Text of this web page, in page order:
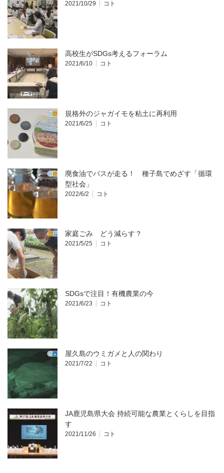
2021/10/29 コト
高校生がSDGs考えるフォーラム
2021/6/10 コト
規格外のジャガイモを粘土に再利用
2021/6/25 コト
廃食油でバスが走る！ 種子島でめざす「循環
型社会」
2022/6/2 コト
家庭ごみ どう減らす？
2021/5/25 コト
SDGsで注目！有機農業の今
2021/6/23 コト
屋久島のウミガメと人の関わり
2021/7/22 コト
JA鹿児島県大会 持続可能な農業とくらしを目指
す
2021/11/26 コト